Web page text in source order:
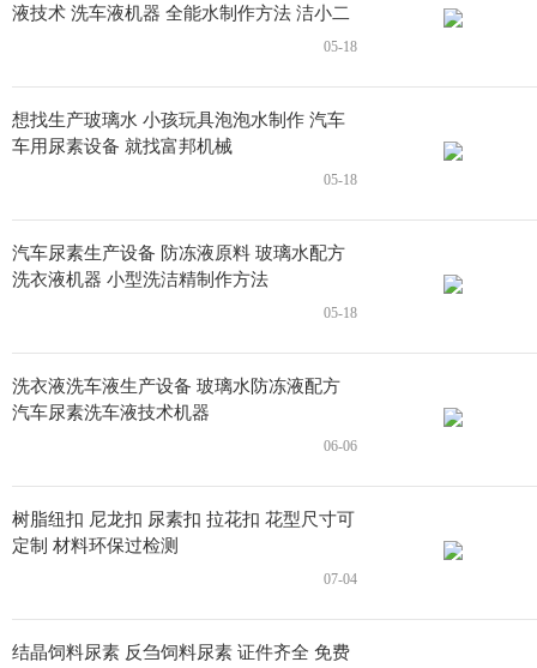
液技术 洗车液机器 全能水制作方法 洁小二
05-18
想找生产玻璃水 小孩玩具泡泡水制作 汽车
车用尿素设备 就找富邦机械
05-18
汽车尿素生产设备 防冻液原料 玻璃水配方
洗衣液机器 小型洗洁精制作方法
05-18
洗衣液洗车液生产设备 玻璃水防冻液配方
汽车尿素洗车液技术机器
06-06
树脂纽扣 尼龙扣 尿素扣 拉花扣 花型尺寸可
定制 材料环保过检测
07-04
结晶饲料尿素 反刍饲料尿素 证件齐全 免费